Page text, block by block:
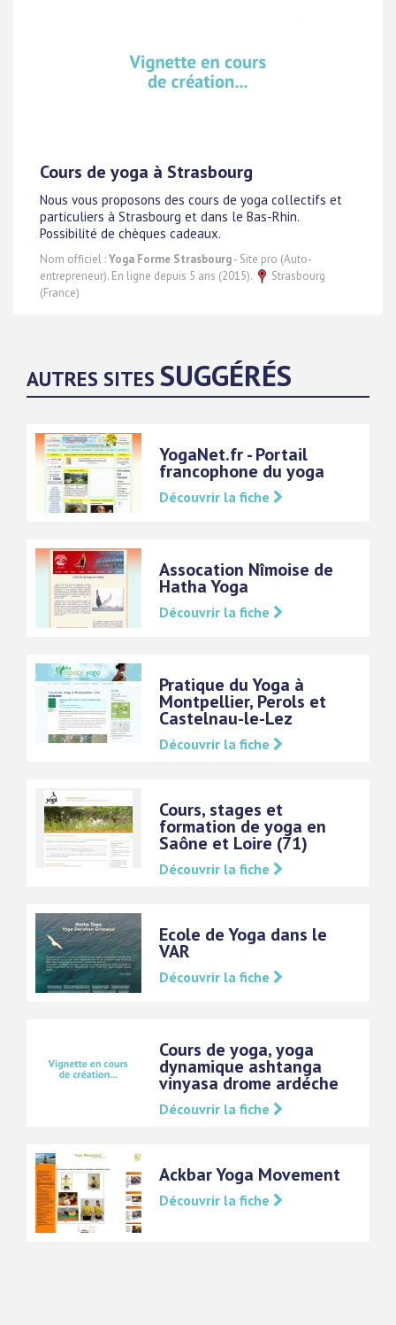
Cours de yoga à Strasbourg
Nous vous proposons des cours de yoga collectifs et
particuliers à Strasbourg et dans le Bas-Rhin.
Possibilité de chèques cadeaux.
Nom officiel :Yoga Forme Strasbourg- Site pro (Auto-
entrepreneur). En ligne depuis 5 ans (2015).
Strasbourg
(France)
AUTRES SITES SUGGÉRÉS
YogaNet.fr - Portail
francophone du yoga
Découvrir la fiche
Assocation Nîmoise de
Hatha Yoga
Découvrir la fiche
Pratique du Yoga à
Montpellier, Perols et
Castelnau-le-Lez
Découvrir la fiche
Cours, stages et
formation de yoga en
Saône et Loire (71)
Découvrir la fiche
Ecole de Yoga dans le
VAR
Découvrir la fiche
Cours de yoga, yoga
dynamique ashtanga
vinyasa drome ardéche
Découvrir la fiche
Ackbar Yoga Movement
Découvrir la fiche